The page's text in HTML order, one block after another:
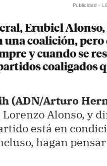
Publicidad -
Erubiel
una coalición, pero
y cuando se
coaligados
(ADN/Arturo
Alonso, y
está en
hagan